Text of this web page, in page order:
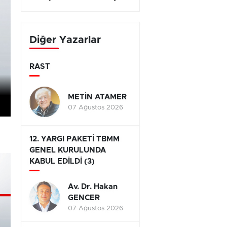
Diğer Yazarlar
RAST
METİN ATAMER
07 Ağustos 2026
12. YARGI PAKETİ TBMM
GENEL KURULUNDA
KABUL EDİLDİ (3)
Av. Dr. Hakan
GENCER
07 Ağustos 2026